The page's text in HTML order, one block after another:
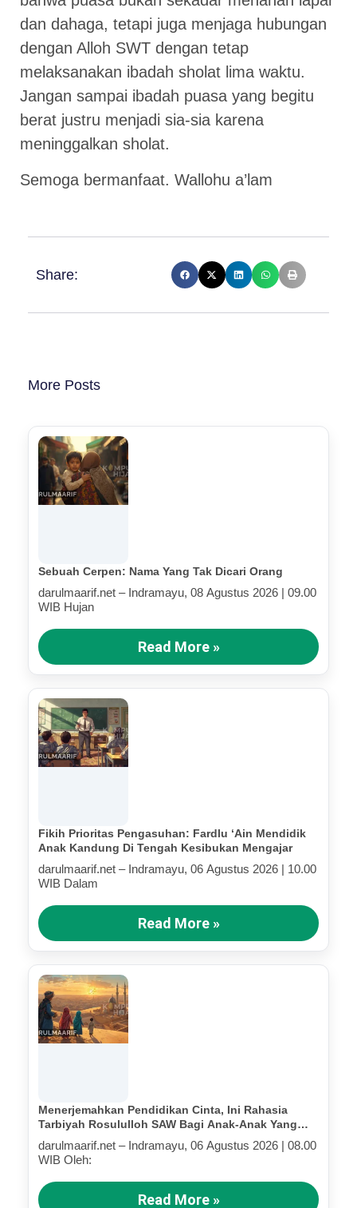
dan dahaga, tetapi juga menjaga hubungan
dengan Alloh SWT dengan tetap
melaksanakan ibadah sholat lima waktu.
Jangan sampai ibadah puasa yang begitu
berat justru menjadi sia-sia karena
meninggalkan sholat.
Semoga bermanfaat. Wallohu a’lam
Share:
More Posts
Sebuah Cerpen: Nama Yang Tak Dicari Orang
darulmaarif.net – Indramayu, 08 Agustus 2026 | 09.00
WIB Hujan
Read More »
Fikih Prioritas Pengasuhan: Fardlu ‘Ain Mendidik
Anak Kandung Di Tengah Kesibukan Mengajar
darulmaarif.net – Indramayu, 06 Agustus 2026 | 10.00
WIB Dalam
Read More »
Menerjemahkan Pendidikan Cinta, Ini Rahasia
Tarbiyah Rosululloh SAW Bagi Anak-Anak Yang
Terluka (Bagian IV)
darulmaarif.net – Indramayu, 06 Agustus 2026 | 08.00
WIB Oleh:
Read More »